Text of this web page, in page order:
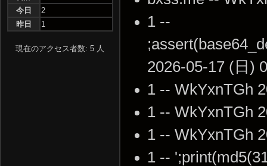
1 --
2026-05-17 (日)
1 -- WkYxnTGh
1 -- WkYxnTGh
1 -- WkYxnTGh
1 --
今日
2
昨日
1
現在のアクセス者数: 5 人